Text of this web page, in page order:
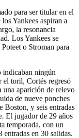
para ser titular en el
Yankees aspiran a
la resonancia
Los Yankees se
o Stroman para
indicaban ningún
el toril, Cortés regresó
una aparición de relevo
de nueve ponches
Boston, y seis entradas
El jugador de 29 años
temporada, con un
en 30 salidas.